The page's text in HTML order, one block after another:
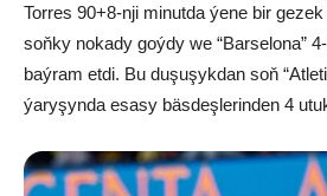
Torres 90+8-nji minutda ýene bir
soňky nokady goýdy we “Barselona”
baýram etdi. Bu duşuşykdan soň
ýaryşynda esasy bäsdeşlerinden 4